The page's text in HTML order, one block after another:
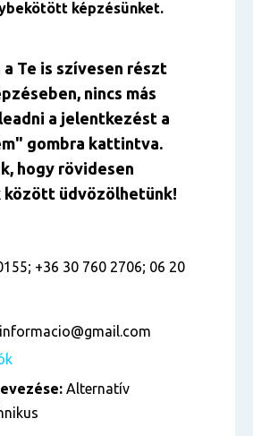
képzésünket.
Te is szívesen részt
nincs más
a jelentkezést a
gombra kattintva.
hogy rövidesen
üdvözölhetünk!
+36 30 760 2706; 06 20
Alternatív